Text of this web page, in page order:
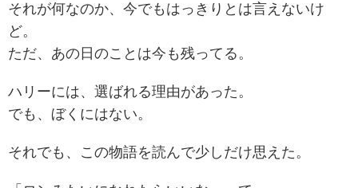
それが何なのか、今でもはっきりとは言えないけ
ど。
ただ、あの日のことは今も残ってる。
ハリーには、選ばれる理由があった。
でも、ぼくにはない。
それでも、この物語を読んで少しだけ思えた。